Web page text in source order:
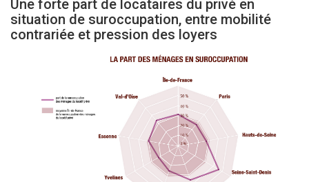
Une forte part de locataires du privé en
situation de suroccupation, entre mobilité
contrariée et pression des loyers